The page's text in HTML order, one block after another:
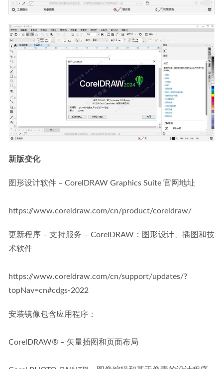
新版变化
图形设计软件 – CorelDRAW Graphics Suite 官网地址
https://www.coreldraw.com/cn/product/coreldraw/
更新程序 – 支持服务 – CorelDRAW：图形设计、插图和技
术软件
https://www.coreldraw.com/cn/support/updates/?
topNav=cn#cdgs-2022
安装镜像包含应用程序：
CorelDRAW® – 矢量插图和页面布局